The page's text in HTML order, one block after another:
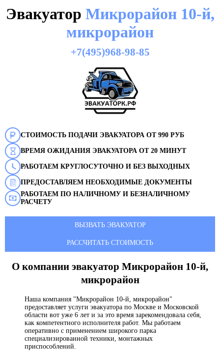
Эвакуатор Микрорайон 10-й,
микрорайон
+7(495)968-98-85
СТОИМОСТЬ ПОДАЧИ ЭВАКУАТОРА ОТ 990 РУБ
ВРЕМЯ ОЖИДАНИЯ ЭВАКУАТОРА ОТ 20 МИНУТ
РАБОТАЕМ КРУГЛОСУТОЧНО И БЕЗ ВЫХОДНЫХ
ПРЕДОСТАВЛЯЕМ НЕОБХОДИМЫЕ ДОКУМЕНТЫ
РАБОТАЕМ ПО НАЛИЧНОМУ И БЕЗНАЛИЧНОМУ
РАСЧЕТУ
ВЫЗВАТЬ ЭВАКУАТОР
РАССЧИТАТЬ СТОИМОСТЬ
О компании эвакуатор Микрорайон 10-й,
микрорайон
Наша компания "Микрорайон 10-й, микрорайон"
предоставляет услуги эвакуатора по Москве и Московской
области вот уже 6 лет и за это время зарекомендовала себя,
как компетентного исполнителя работ. Мы работаем
оперативно с применением широкого парка
специализированной техники, монтажных
приспособлений.